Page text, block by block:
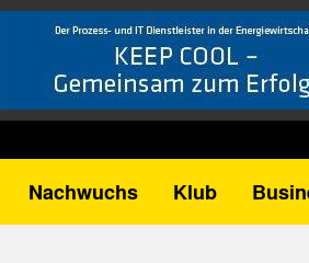
Nachwuchs Klub